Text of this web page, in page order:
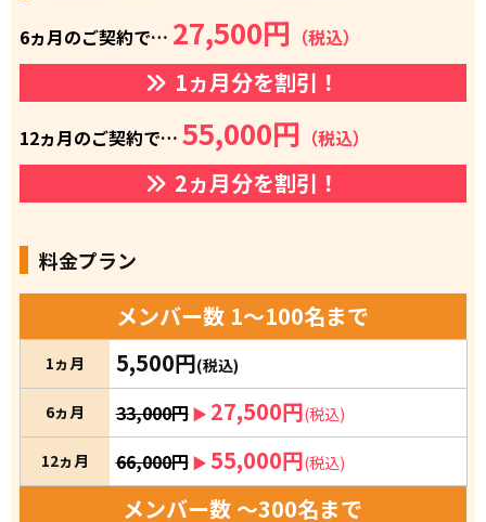
6ヵ月のご契約で… 27,500円 （税込）
1ヵ月分を割引！
12ヵ月のご契約で… 55,000円 （税込）
2ヵ月分を割引！
料金プラン
メンバー数 1〜100名まで
1ヵ月 5,500円(税込)
6ヵ月 33,000円▶︎ 27,500円(税込)
12ヵ月 66,000円▶︎ 55,000円(税込)
メンバー数 ～300名まで